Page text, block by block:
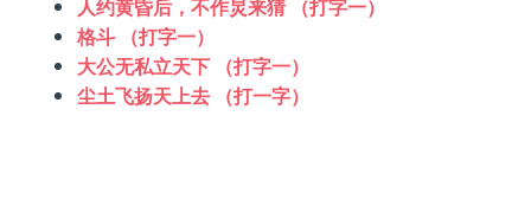
人约黄昏后，不作炅来猜 （打字一）
格斗 （打字一）
大公无私立天下 （打字一）
尘土飞扬天上去 （打一字）